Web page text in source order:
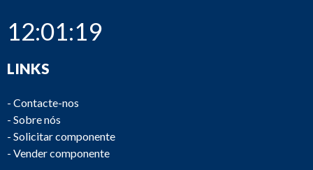
12:01:19
LINKS
- Contacte-nos
- Sobre nós
- Solicitar componente
- Vender componente